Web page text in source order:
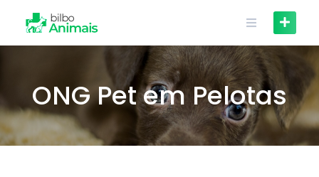
content
ONG Pet em Pelotas